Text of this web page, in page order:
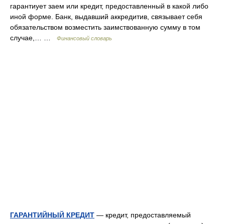
гарантиует заем или кредит, предоставленный в какой либо
иной форме. Банк, выдавший аккредитив, связывает себя
обязательством возместить заимствованную сумму в том
случае,… …
Финансовый словарь
ГАРАНТИЙНЫЙ КРЕДИТ — кредит, предоставляемый